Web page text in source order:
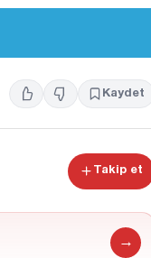
Kaydet
Takip et
→